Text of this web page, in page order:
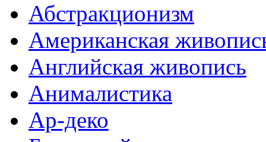
Абстракционизм
Американская
Английская живопись
Анималистика
Ар-деко